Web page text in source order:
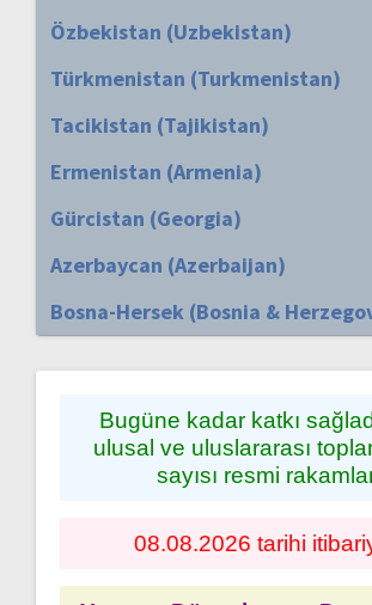
Özbekistan (Uzbekistan)
Türkmenistan (Turkmenistan)
Tacikistan (Tajikistan)
Ermenistan (Armenia)
Gürcistan (Georgia)
Azerbaycan (Azerbaijan)
Bosna-Hersek (Bosnia &
Bugüne kadar katkı
ulusal ve uluslararası
sayısı resmi
08.08.2026 tarihi